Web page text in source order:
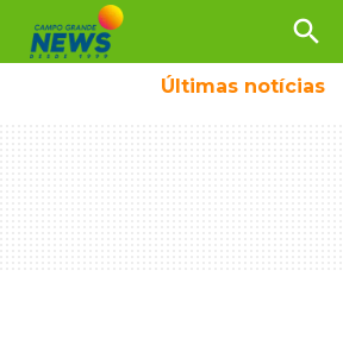
search
Últimas notícias